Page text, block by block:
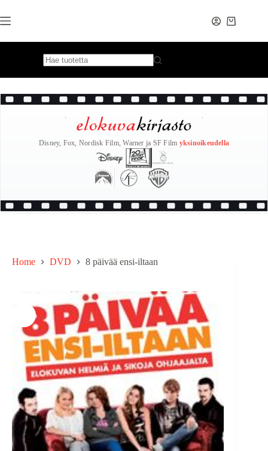
to
content
Disney, Fox, Nordisk Film, Warner ja SF Film yksinoikeudella
Home DVD 8 päivää ensi-iltaan